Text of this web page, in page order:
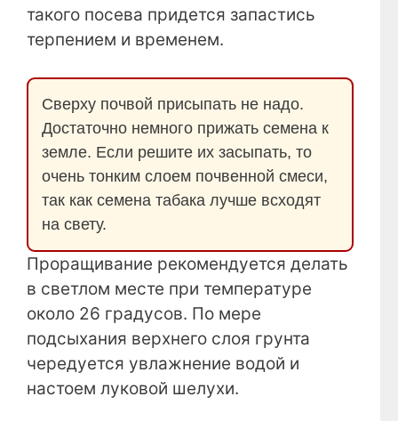
такого посева придется запастись
терпением и временем.
Сверху почвой присыпать не надо.
Достаточно немного прижать семена к
земле. Если решите их засыпать, то
очень тонким слоем почвенной смеси,
так как семена табака лучше всходят
на свету.
Проращивание рекомендуется делать
в светлом месте при температуре
около 26 градусов. По мере
подсыхания верхнего слоя грунта
чередуется увлажнение водой и
настоем луковой шелухи.